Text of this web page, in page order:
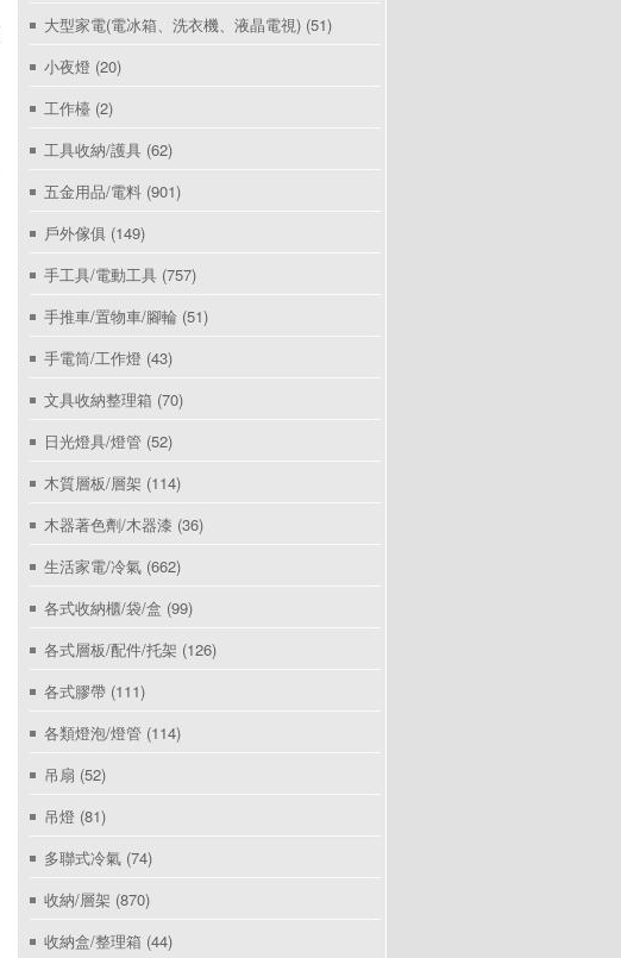
大型家電(電冰箱、洗衣機、液晶電視) (51)
小夜燈 (20)
工作檯 (2)
工具收納/護具 (62)
五金用品/電料 (901)
戶外傢俱 (149)
手工具/電動工具 (757)
手推車/置物車/腳輪 (51)
手電筒/工作燈 (43)
文具收納整理箱 (70)
日光燈具/燈管 (52)
木質層板/層架 (114)
木器著色劑/木器漆 (36)
生活家電/冷氣 (662)
各式收納櫃/袋/盒 (99)
各式層板/配件/托架 (126)
各式膠帶 (111)
各類燈泡/燈管 (114)
吊扇 (52)
吊燈 (81)
多聯式冷氣 (74)
收納/層架 (870)
收納盒/整理箱 (44)